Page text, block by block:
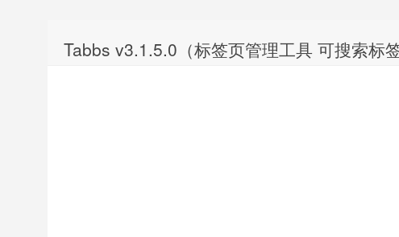
Tabbs v3.1.5.0（标签页管理工具 可搜索标